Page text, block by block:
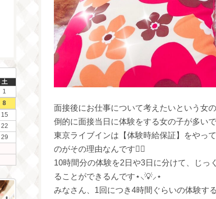
面接後にお仕事について考えたいという女
倒的に面接当日に体験をする女の子が多い
東京ライブインは【体験時給保証】をやっ
のがその理由なんです♡⃛
10時間分の体験を2日や3日に分けて、じっ
ることができるんです⋆⸜💡⸝⋆
みなさん、1回につき4時間ぐらいの体験す
土
1
8
15
22
29